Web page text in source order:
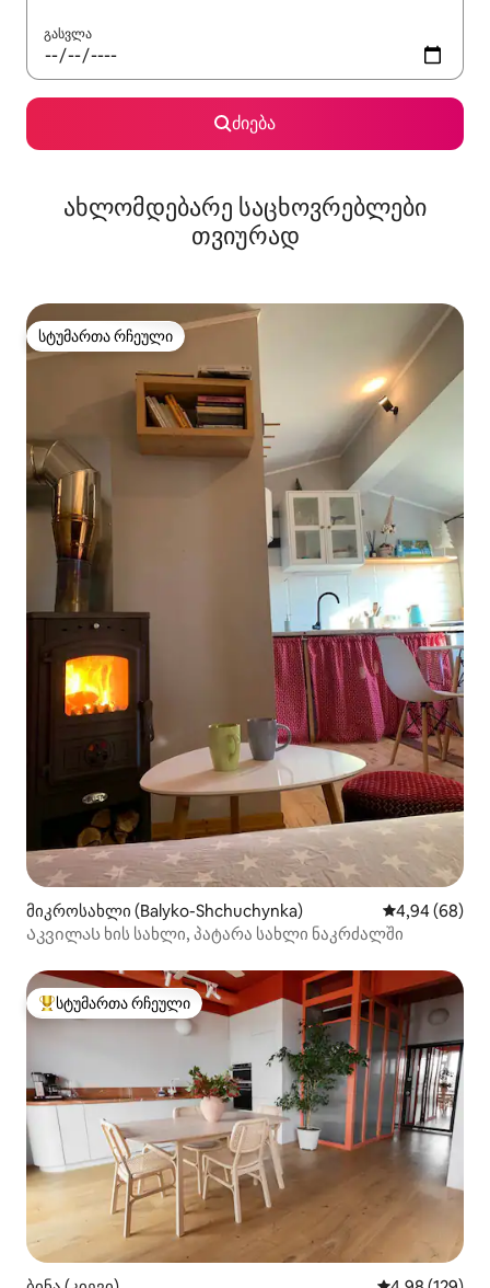
გასვლა
ძიება
ახლომდებარე საცხოვრებლები
თვიურად
სტუმართა რჩეული
სტუმართა რჩეული
მიკროსახლი (Balyko-Shchuchynka) საშუალო
4,94 (68)
Აკვილას ხის სახლი, პატარა სახლი ნაკრძალში
სტუმართა რჩეული მოწინავე ვარიანტი
სტუმართა რჩეული